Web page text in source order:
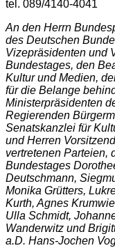
tel. 089/4140-4041
An den Herrn
des Deutschen
Vizepräsidenten und
Bundestages, den
Kultur und Medien,
für die Belange
Ministerpräsidenten
Regierenden
Senatskanzlei für
und Herren
vertretenen Parteien,
Bundestages
Deutschmann,
Monika Grütters,
Kurth, Agnes
Ulla Schmidt,
Wanderwitz und
a.D. Hans-Jochen